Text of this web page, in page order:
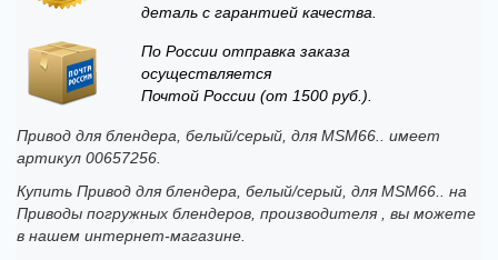
деталь с гарантией качества.
По России отправка заказа
осуществляется
Почтой России (от 1500 руб.).
Привод для блендера, белый/серый, для MSM66.. имеет
артикул 00657256.
Купить Привод для блендера, белый/серый, для MSM66.. на
Приводы погружных блендеров, производителя , вы можете
в нашем интернет-магазине.